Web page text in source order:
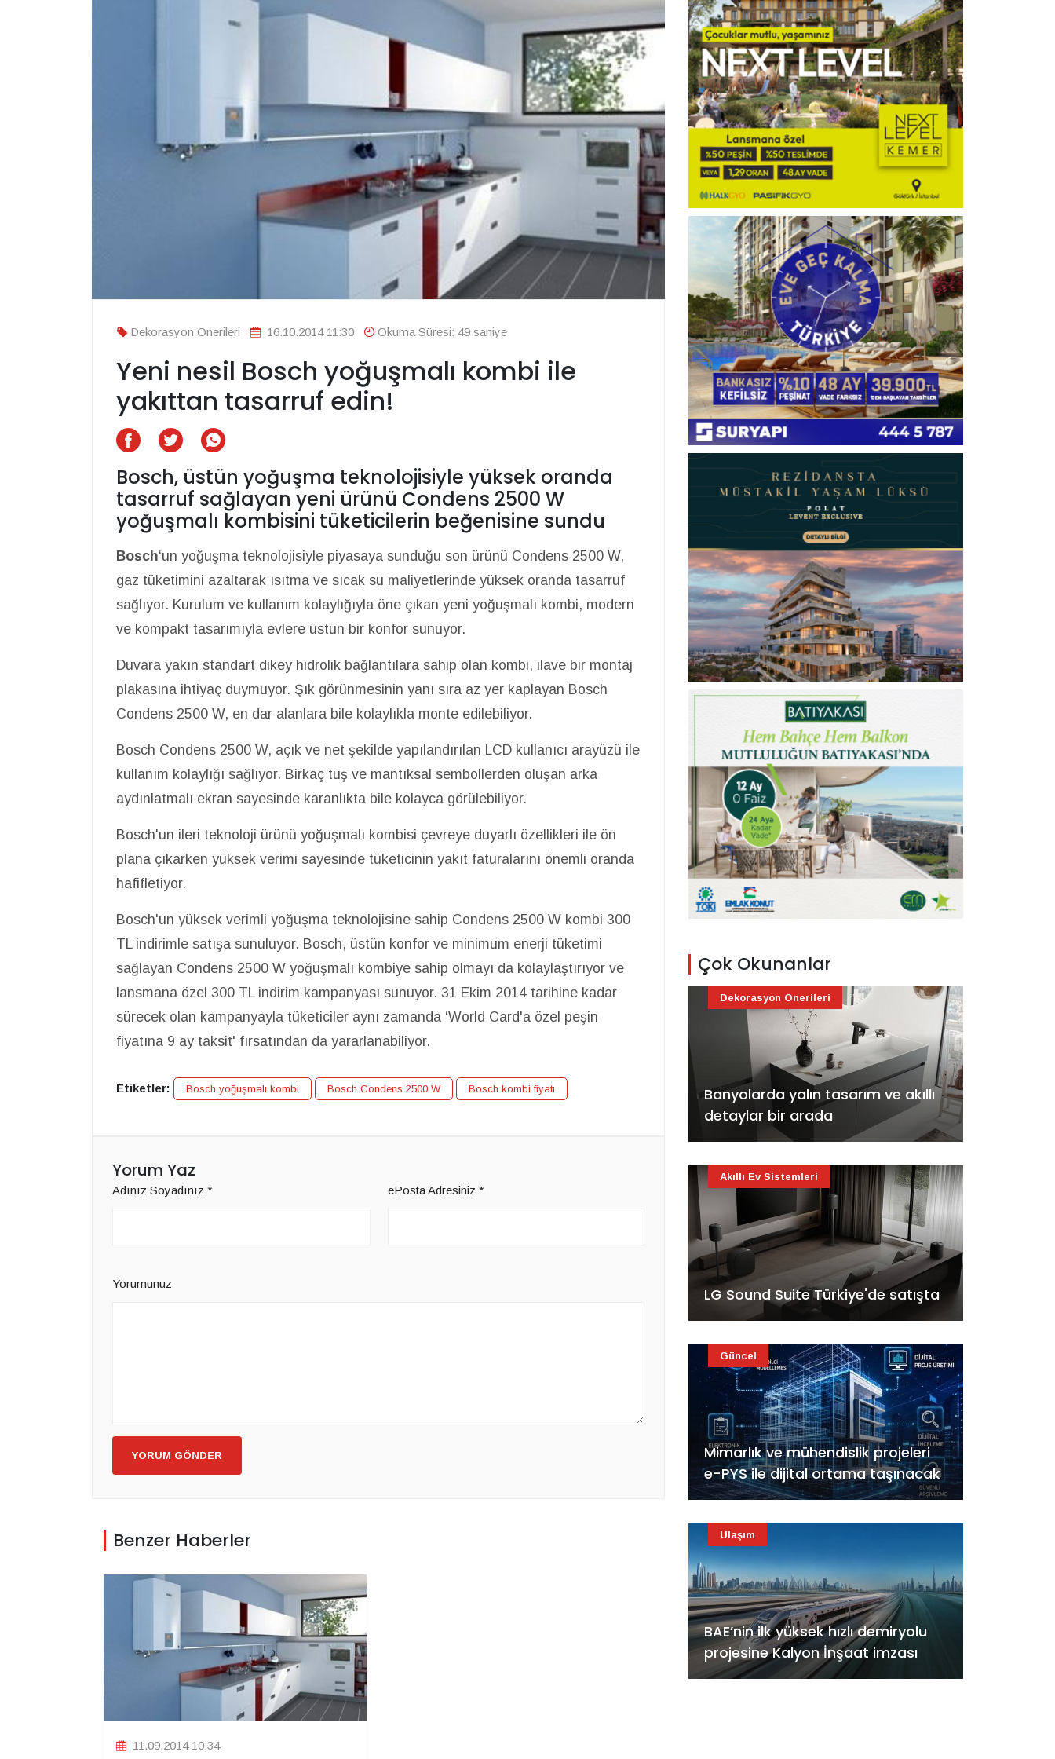
Dekorasyon Önerileri 16.10.2014 11:30 Okuma Süresi: 49 saniye
Yeni nesil Bosch yoğuşmalı kombi ile
yakıttan tasarruf edin!
Bosch, üstün yoğuşma teknolojisiyle yüksek oranda
tasarruf sağlayan yeni ürünü Condens 2500 W
yoğuşmalı kombisini tüketicilerin beğenisine sundu
Bosch‘un yoğuşma teknolojisiyle piyasaya sunduğu son ürünü Condens 2500 W,
gaz tüketimini azaltarak ısıtma ve sıcak su maliyetlerinde yüksek oranda tasarruf
sağlıyor. Kurulum ve kullanım kolaylığıyla öne çıkan yeni yoğuşmalı kombi, modern
ve kompakt tasarımıyla evlere üstün bir konfor sunuyor.
Duvara yakın standart dikey hidrolik bağlantılara sahip olan kombi, ilave bir montaj
plakasına ihtiyaç duymuyor. Şık görünmesinin yanı sıra az yer kaplayan Bosch
Condens 2500 W, en dar alanlara bile kolaylıkla monte edilebiliyor.
Bosch Condens 2500 W, açık ve net şekilde yapılandırılan LCD kullanıcı arayüzü ile
kullanım kolaylığı sağlıyor. Birkaç tuş ve mantıksal sembollerden oluşan arka
aydınlatmalı ekran sayesinde karanlıkta bile kolayca görülebiliyor.
Bosch'un ileri teknoloji ürünü yoğuşmalı kombisi çevreye duyarlı özellikleri ile ön
plana çıkarken yüksek verimi sayesinde tüketicinin yakıt faturalarını önemli oranda
hafifletiyor.
Bosch'un yüksek verimli yoğuşma teknolojisine sahip Condens 2500 W kombi 300
TL indirimle satışa sunuluyor. Bosch, üstün konfor ve minimum enerji tüketimi
sağlayan Condens 2500 W yoğuşmalı kombiye sahip olmayı da kolaylaştırıyor ve
lansmana özel 300 TL indirim kampanyası sunuyor. 31 Ekim 2014 tarihine kadar
sürecek olan kampanyayla tüketiciler aynı zamanda ‘World Card'a özel peşin
fiyatına 9 ay taksit' fırsatından da yararlanabiliyor.
Etiketler: Bosch yoğuşmalı kombi Bosch Condens 2500 W Bosch kombi fiyatı
Yorum Yaz
Adınız Soyadınız * ePosta Adresiniz *
Yorumunuz
YORUM GÖNDER
Benzer Haberler
11.09.2014 10:34
Çok Okunanlar
Banyolarda yalın tasarım ve akıllı
detaylar bir arada
Dekorasyon Önerileri
LG Sound Suite Türkiye'de satışta
Akıllı Ev Sistemleri
Mimarlık ve mühendislik projeleri
e-PYS ile dijital ortama taşınacak
Güncel
BAE’nin ilk yüksek hızlı demiryolu
projesine Kalyon İnşaat imzası
Ulaşım